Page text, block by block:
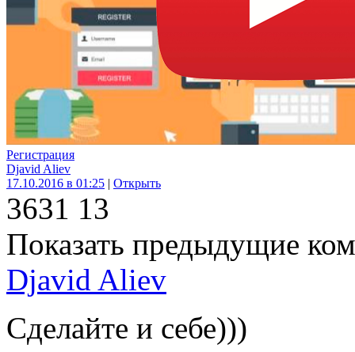
Регистрация
Djavid Aliev
17.10.2016 в 01:25 | Открыть
3631 13
Показать предыдущие
Djavid Aliev
Сделайте и себе)))